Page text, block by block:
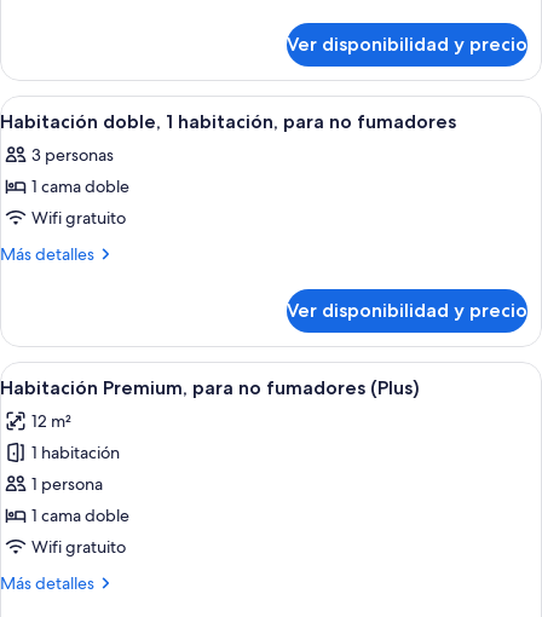
habitación,
para
no
fumadores
doble
económica,
1
para
no
Ver disponibilidad y precio
Ver
todas
las
fotos
de
Habitación
habitación,
para
no
fumadores
Habitación de hotel con una cama
14
Habitación doble, 1 habitación, para no fumadores
3 personas
1 cama doble
Wifi gratuito
Más detalles
Más
doble,
habitación,
no
fumadores
Ver disponibilidad y precio
Ver
todas
las
fotos
de
Habitación
Premium,
no
Una habitación de hotel con cama,
13
Habitación Premium, para no fumadores (Plus)
12 m²
1 habitación
1 persona
1 cama doble
Wifi gratuito
Más detalles
Más